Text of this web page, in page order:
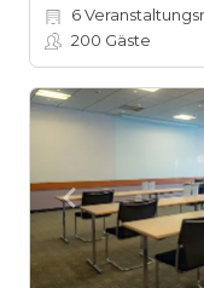
6
200 Gäste